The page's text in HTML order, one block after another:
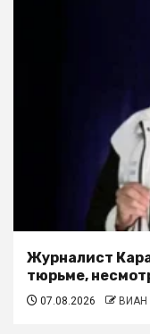
Журналист
тюрьме,
07.08.2026 ВИАН